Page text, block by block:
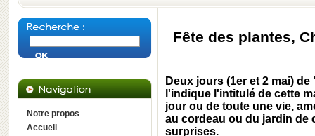
Notre propos
Accueil
Fête des plantes,
Deux jours (1er et 2 mai) de
l'indique l'intitulé de cette
jour ou de toute une vie,
au cordeau ou du jardin de
surprises.